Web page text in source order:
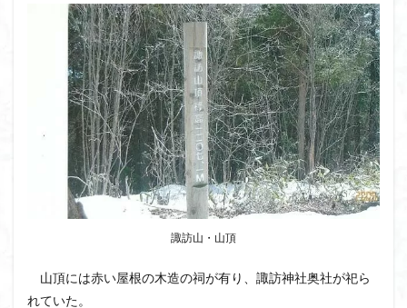
諏訪山・山頂
山頂には赤い屋根の木造の祠が有り、諏訪神社奥社が祀ら
れていた。
奥武蔵
奥日光 奥多摩 奥吉野
奥利根
奥久慈
奥三河 奈良県 夫神岳
太郎坊山
太田部
太田 天狗山
天然記念物
大峰山脈北部
天栄村
大高取山
大雪山旭岳ロープーウェイ
大野原神社
大谷嶺
大菩薩嶺
大菩薩南部 大草鞋
大楠山
大桁山
大札山 大指山 大平山
大峰沼
十国峠
北海道 三毳山山麓
中信州
中津川市
中山
中央アルプスロープウェイ